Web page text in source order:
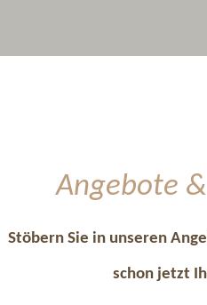
Angebote
Stöbern Sie in unseren
schon jetzt